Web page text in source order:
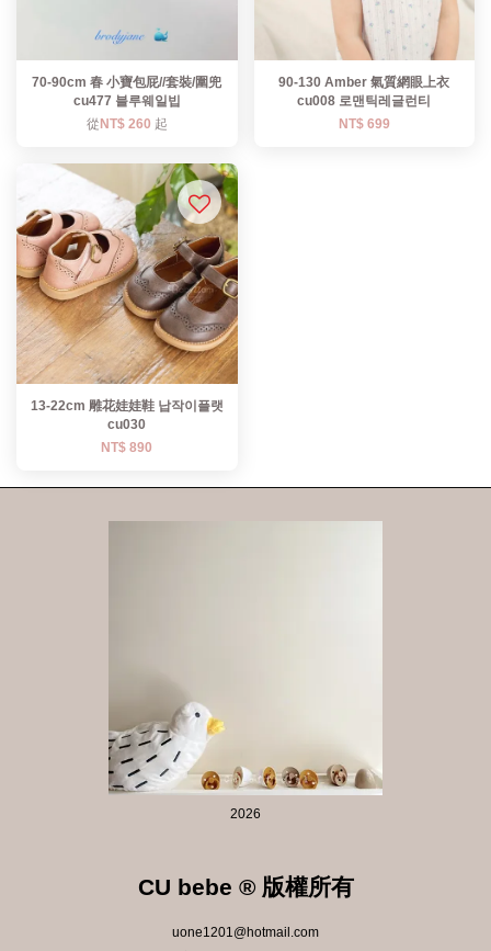
70-90cm 春 小寶包屁//套裝/圍兜
cu477 블루웨일빕
從 NT$ 260 起
90-130 Amber 氣質網眼上衣
cu008 로맨틱레글런티
NT$ 699
13-22cm 雕花娃娃鞋 납작이플랫
cu030
NT$ 890
2026
CU bebe ® 版權所有
uone1201@hotmail.com